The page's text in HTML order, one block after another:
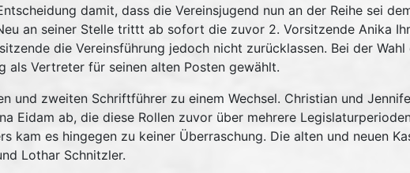
damit, dass die Vereinsjugend nun an der Reihe sei
an seiner Stelle trittt ab sofort die zuvor 2. Vorsitzende Anika
die Vereinsführung jedoch nicht zurücklassen. Bei der Wahl
als Vertreter für seinen alten Posten gewählt.
und zweiten Schriftführer zu einem Wechsel. Christian und
Eidam ab, die diese Rollen zuvor über mehrere
kam es hingegen zu keiner Überraschung. Die alten und neuen
Lothar Schnitzler.